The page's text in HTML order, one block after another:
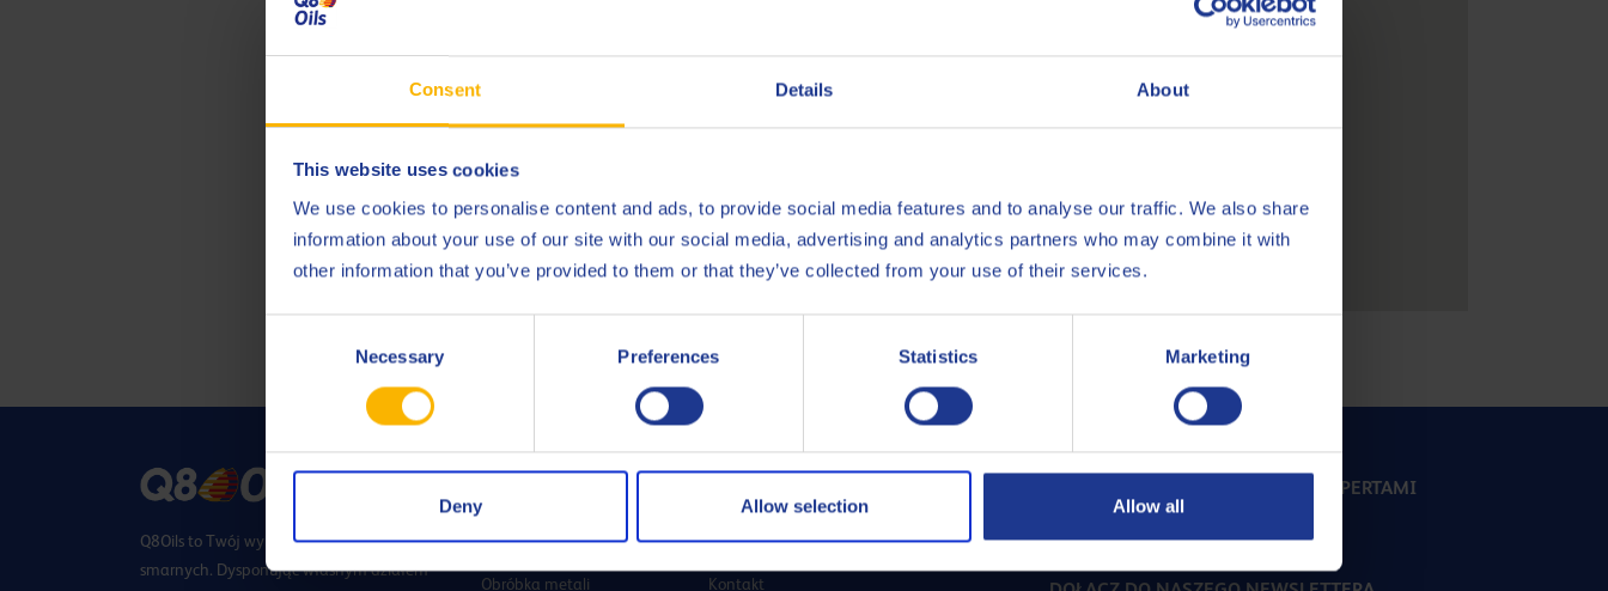
Consent Details About
This website uses cookies
We use cookies to personalise content and ads, to provide social media features and to analyse our traffic. We also share
information about your use of our site with our social media, advertising and analytics partners who may combine it with
other information that you’ve provided to them or that they’ve collected from your use of their services.
Necessary Preferences Statistics Marketing
Deny Allow selection Allow all
Q8Oils to Twój wybrany dostawca środków
smarnych. Dysponując własnym działem
Energetyka
Obróbka metali
O nas
Kontakt
SKONTAKTUJ SIĘ Z NASZYMI EKSPERTAMI